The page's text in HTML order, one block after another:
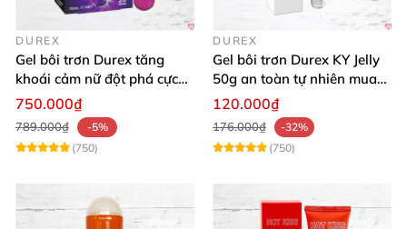
DUREX
Gel bôi trơn Durex tăng
khoái cảm nữ đột phá cực
thích
750.000₫
789.000₫
-5%
(750)
DUREX
Gel bôi trơn Durex KY Jelly
50g an toàn tự nhiên mua
ngay
120.000₫
176.000₫
-32%
(750)